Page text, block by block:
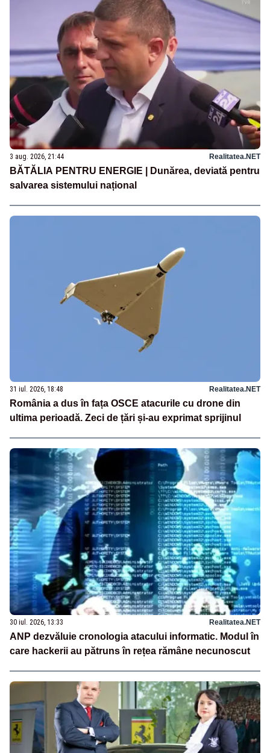
3 aug. 2026, 21:44 Realitatea.NET
BĂTĂLIA PENTRU ENERGIE | Dunărea, deviată pentru
salvarea sistemului național
31 iul. 2026, 18:48 Realitatea.NET
România a dus în fața OSCE atacurile cu drone din
ultima perioadă. Zeci de țări și-au exprimat sprijinul
30 iul. 2026, 13:33 Realitatea.NET
ANP dezvăluie cronologia atacului informatic. Modul în
care hackerii au pătruns în rețea rămâne necunoscut